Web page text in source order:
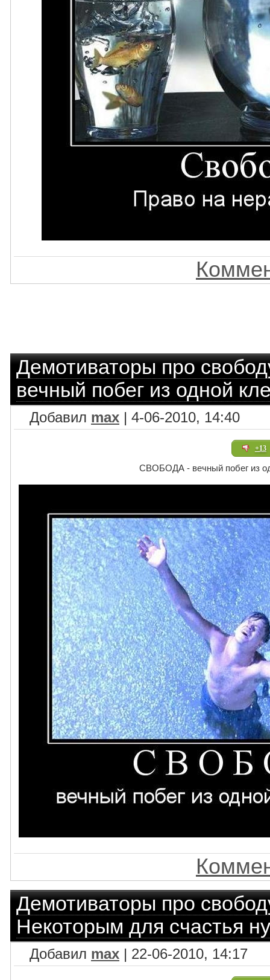
Демотиваторы про
вечный побег из одной
Добавил max | 4-06-2010, 14:40
+13
СВОБОДА - вечный побег из
Демотиваторы про
Некоторым для счастья
Добавил max | 22-06-2010, 14:17